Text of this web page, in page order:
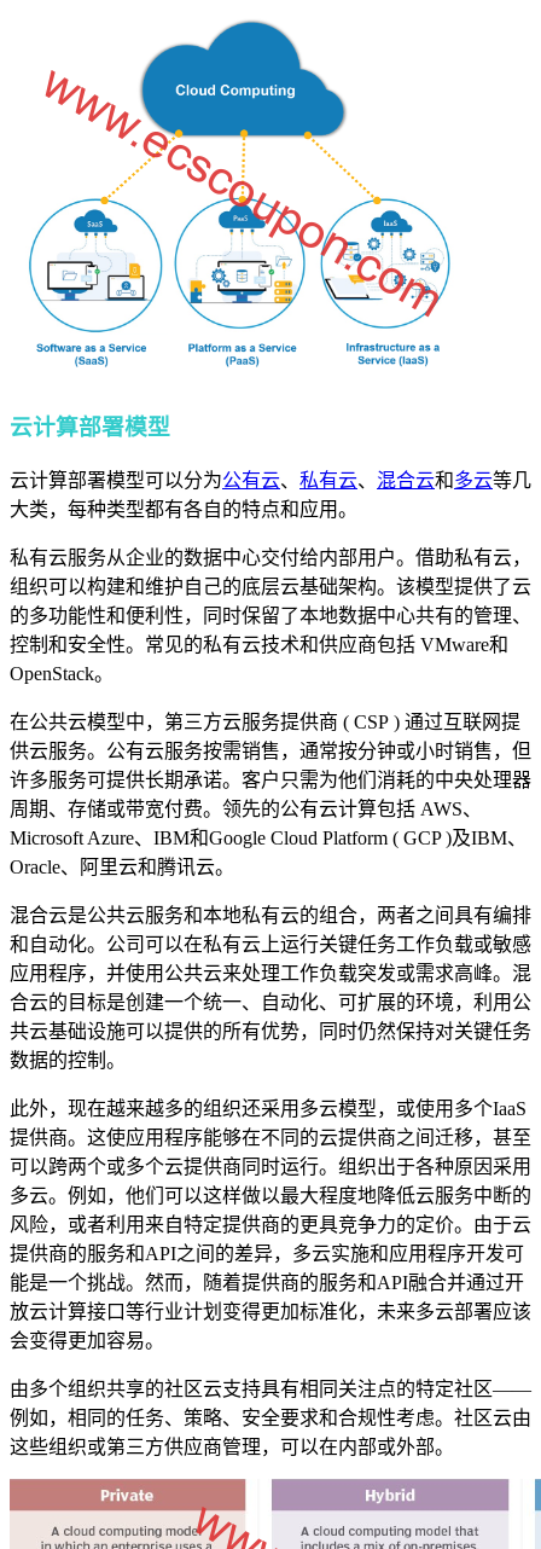
云计算部署模型
云计算部署模型可以分为公有云、 私有云、 混合云和多云等几
大类，每种类型都有各自的特点和应用。
私有云服务从企业的数据中心交付给内部用户。借助私有云，
组织可以构建和维护自己的底层云基础架构。该模型提供了云
的多功能性和便利性，同时保留了本地数据中心共有的管理、
控制和安全性。常见的私有云技术和供应商包括 VMware和
OpenStack。
在公共云模型中，第三方云服务提供商 ( CSP ) 通过互联网提
供云服务。公有云服务按需销售，通常按分钟或小时销售，但
许多服务可提供长期承诺。客户只需为他们消耗的中央处理器
周期、存储或带宽付费。领先的公有云计算包括 AWS、
Microsoft Azure、IBM和Google Cloud Platform ( GCP )及IBM、
Oracle、阿里云和腾讯云。
混合云是公共云服务和本地私有云的组合，两者之间具有编排
和自动化。公司可以在私有云上运行关键任务工作负载或敏感
应用程序，并使用公共云来处理工作负载突发或需求高峰。混
合云的目标是创建一个统一、自动化、可扩展的环境，利用公
共云基础设施可以提供的所有优势，同时仍然保持对关键任务
数据的控制。
此外，现在越来越多的组织还采用多云模型，或使用多个IaaS
提供商。这使应用程序能够在不同的云提供商之间迁移，甚至
可以跨两个或多个云提供商同时运行。组织出于各种原因采用
多云。例如，他们可以这样做以最大程度地降低云服务中断的
风险，或者利用来自特定提供商的更具竞争力的定价。由于云
提供商的服务和API之间的差异，多云实施和应用程序开发可
能是一个挑战。然而，随着提供商的服务和API融合并通过开
放云计算接口等行业计划变得更加标准化，未来多云部署应该
会变得更加容易。
由多个组织共享的社区云支持具有相同关注点的特定社区——
例如，相同的任务、策略、安全要求和合规性考虑。社区云由
这些组织或第三方供应商管理，可以在内部或外部。